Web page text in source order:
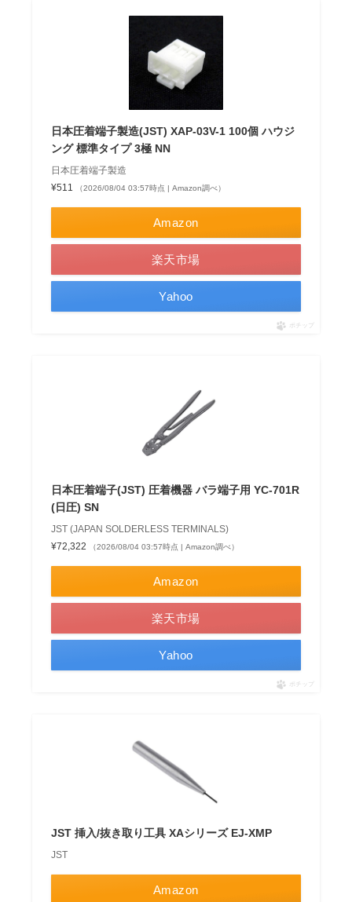
日本圧着端子製造(JST) XAP-03V-1 100個 ハウジ
ング 標準タイプ 3極 NN
日本圧着端子製造
¥511
（2026/08/04 03:57時点 | Amazon調べ）
Amazon
楽天市場
Yahoo
ポチップ
日本圧着端子(JST) 圧着機器 バラ端子用 YC-701R
(日圧) SN
JST (JAPAN SOLDERLESS TERMINALS)
¥72,322
（2026/08/04 03:57時点 | Amazon調べ）
Amazon
楽天市場
Yahoo
ポチップ
JST 挿入/抜き取り工具 XAシリーズ EJ-XMP
JST
Amazon